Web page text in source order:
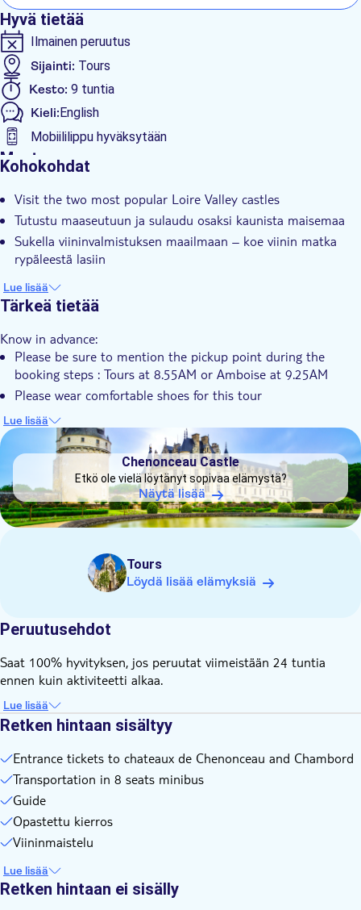
Hyvä tietää
Ilmainen peruutus
Sijainti: Tours
Kesto: 9 tuntia
Kieli:English
Mobiililippu hyväksytään
Muuta
Skip the line
Sisäänpääsymaksu sisältyy
Opastettu kierros
Asiantuntijaopas
Lunch
Kohokohdat
Visit the two most popular Loire Valley castles
Tutustu maaseutuun ja sulaudu osaksi kaunista maisemaa
Sukella viininvalmistuksen maailmaan – koe viinin matka
rypäleestä lasiin
Lue lisää
Tärkeä tietää
Know in advance:
Please be sure to mention the pickup point during the
booking steps : Tours at 8.55AM or Amboise at 9.25AM
Please wear comfortable shoes for this tour
Please bring baby seat(s) if you are joining with
children/infants
Lue lisää
DSA1Chenonceau Castle
Chenonceau Castle
Etkö ole vielä löytänyt sopivaa elämystä?
Näytä lisää
Tours
Löydä lisää elämyksiä
Peruutusehdot
Saat 100% hyvityksen, jos peruutat viimeistään 24 tuntia
ennen kuin aktiviteetti alkaa.
Lue lisää
Retken hintaan sisältyy
Entrance tickets to chateaux de Chenonceau and Chambord
Transportation in 8 seats minibus
Guide
Opastettu kierros
Viininmaistelu
Lue lisää
Retken hintaan ei sisälly